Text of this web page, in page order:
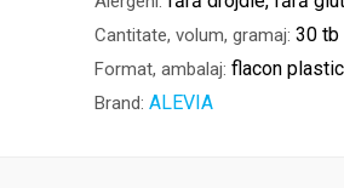
Cantitate, volum, gramaj: 30 tb
Format, ambalaj: flacon plastic
Brand: ALEVIA